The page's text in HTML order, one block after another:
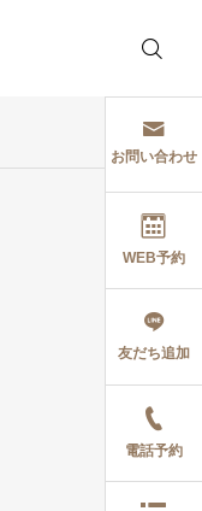
2回の施術で改
応障害の症例｜
敏、聴覚過敏、
い、頭痛
お問い合わせ
WEB予約
友だち追加
電話予約